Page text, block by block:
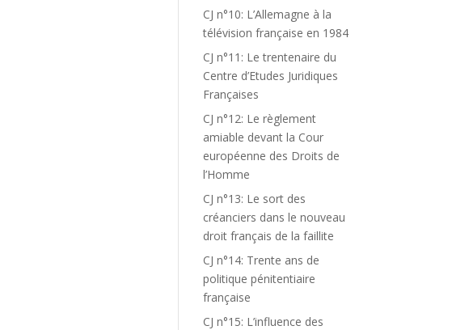
CJ n°10: L’Allemagne à la
télévision française en 1984
CJ n°11: Le trentenaire du
Centre d’Etudes Juridiques
Françaises
CJ n°12: Le règlement
amiable devant la Cour
européenne des Droits de
l’Homme
CJ n°13: Le sort des
créanciers dans le nouveau
droit français de la faillite
CJ n°14: Trente ans de
politique pénitentiaire
française
CJ n°15: L’influence des